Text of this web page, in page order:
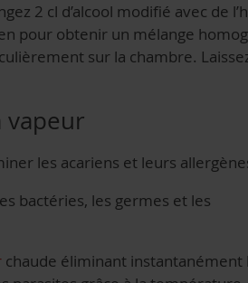
2 cl d’alcool modifié avec de
pour obtenir un mélange
sur la chambre.
vapeur
les acariens et leurs
bactéries, les germes et les
chaude éliminant instantanément